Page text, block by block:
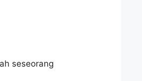
seseorang